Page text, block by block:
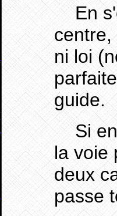
En
centre,
ni loi
guide.
Si en
la voie
deux
passe